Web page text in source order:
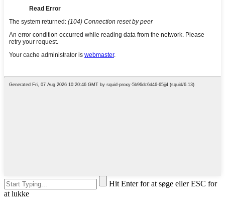
Hit Enter for at søge eller ESC for
at lukke